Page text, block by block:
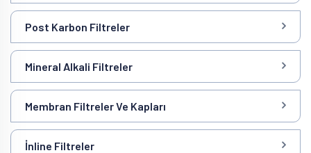
Post Karbon Filtreler
Mineral Alkali Filtreler
Membran Filtreler Ve Kapları
İnline Filtreler